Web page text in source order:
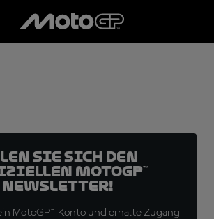
Sie sich den
MotoGP™
Newsletter!
MotoGP™-Konto und erhalte Zugang